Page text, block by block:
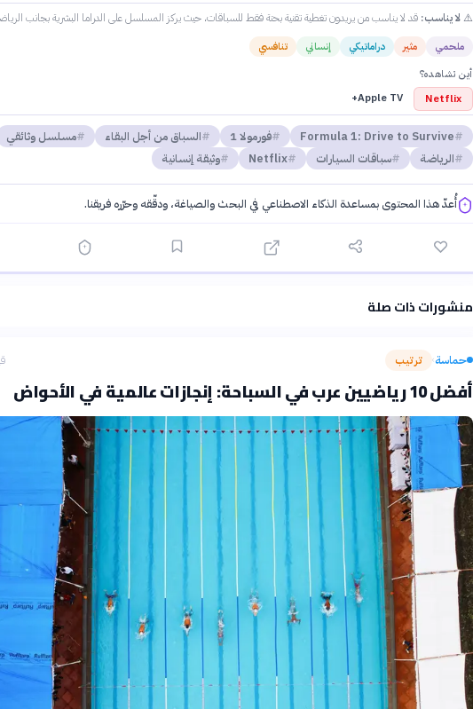
⚠️لا يناسب: قد لا يناسب من يريدون تغطية تقنية بحتة فقط للسباقات، حيث يركز المسلسل على الدراما البشرية بجانب
ملحمي مثير دراماتيكي إنساني
تنافسي
أين تشاهده؟
Netflix
Apple TV+
Formula 1: Drive to Survive فورمولا 1 السباق من أجل البقاء
مسلسل وثائقي
الرياضة
سباقات السيارات Netflix وثيقة إنسانية
أُعدّ هذا المحتوى بمساعدة الذكاء الاصطناعي في البحث والصياغة، ودقّقه وحرّره فريقنا.
منشورات ذات صلة
حماسة› ترتيب
أفضل 10 رياضيين عرب في السباحة: إنجازات عالمية في الأحواض